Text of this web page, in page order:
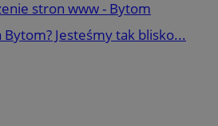
stron www - Bytom
Bytom? Jesteśmy tak blisko...